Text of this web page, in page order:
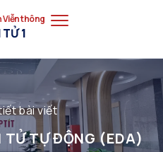
Viễn thông
1
bài viết
TỬ TỰ ĐỘNG (EDA)